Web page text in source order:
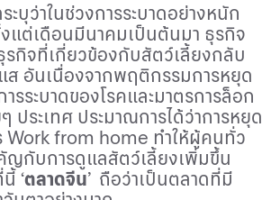
ะบุว่าในช่วงการระบาดอย่างหนัก
แต่เดือนมีนาคมเป็นต้นมา ธุรกิจ
รกิจที่เกี่ยวข้องกับสัตว์เลี้ยงกลับ
ส อันเนื่องจากพฤติกรรมการหยุด
รระบาดของโรคและมาตรการล็อก
ประเทศ ประมาณการได้ว่าการหยุด
Work from home ทำให้ผู้คนทั่ว
ญกับการดูแลสัตว์เลี้ยงเพิ่มขึ้น
นี้ ‘ตลาดจีน’ ถือว่าเป็นตลาดที่มี